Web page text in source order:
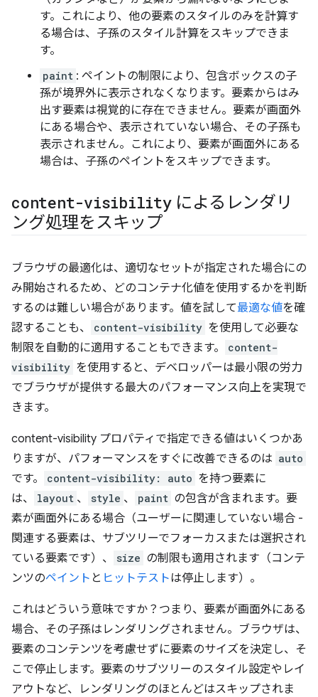
す。これにより、他の要素のスタイルのみを計算す
る場合は、子孫のスタイル計算をスキップできま
す。
paint : ペイントの制限により、包含ボックスの子
孫が境界外に表示されなくなります。要素からはみ
出す要素は視覚的に存在できません。要素が画面外
にある場合や、表示されていない場合、その子孫も
表示されません。これにより、要素が画面外にある
場合は、子孫のペイントをスキップできます。
content-visibilityによるレンダリ
ング処理をスキップ
ブラウザの最適化は、適切なセットが指定された場合にの
み開始されるため、どのコンテナ化値を使用するかを判断
するのは難しい場合があります。値を試して最適な値を確
認することも、
content-visibility を使用して必要な
制限を自動的に適用することもできます。
content-
visibility を使用すると、デベロッパーは最小限の労力
でブラウザが提供する最大のパフォーマンス向上を実現で
きます。
content-visibility プロパティで指定できる値はいくつかあ
りますが、パフォーマンスをすぐに改善できるのは auto
です。 content-visibility: auto を持つ要素に
は、
layout 、 style 、 paint の包含が含まれます。要
素が画面外にある場合（ユーザーに関連していない場合 -
関連する要素は、サブツリーでフォーカスまたは選択され
ている要素です）、
size の制限も適用されます（コンテ
ンツのペイント と ヒットテストは停止します）。
これはどういう意味ですか？つまり、要素が画面外にある
場合、その子孫はレンダリングされません。ブラウザは、
要素のコンテンツを考慮せずに要素のサイズを決定し、そ
こで停止します。要素のサブツリーのスタイル設定やレイ
アウトなど、レンダリングのほとんどはスキップされま